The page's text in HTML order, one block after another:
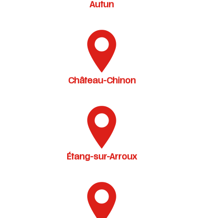
Autun
Château-Chinon
Étang-sur-Arroux